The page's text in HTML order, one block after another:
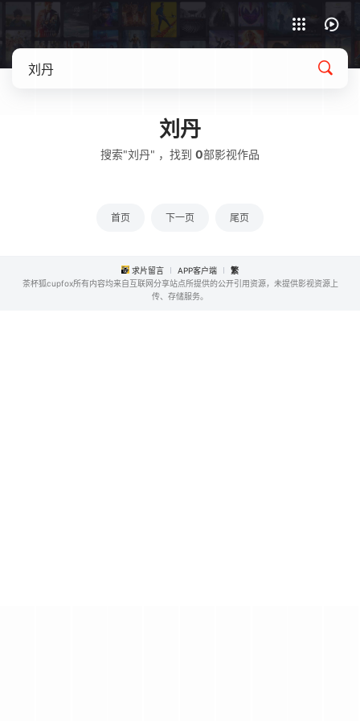
刘丹
搜索"刘丹" ，找到 0部影视作品
首页 下一页 尾页
求片留言 APP客户端
繁
茶杯狐cupfox所有内容均来自互联网分享站点所提供的公开引用资源，未提供影视资源上
传、存储服务。